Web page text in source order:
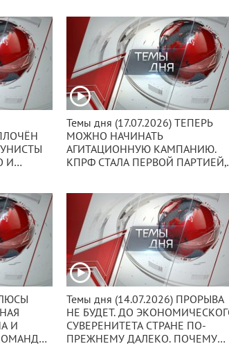
КОТОРЫЙ ДЕЙСТВОВАЛ НА АЗС
ВСЕГО 12 ДНЕЙ.
И
Темы дня (17.07.2026) ТЕПЕРЬ
МОЖНО НАЧИНАТЬ
АГИТАЦИОННУЮ КАМПАНИЮ.
КПРФ СТАЛА ПЕРВОЙ ПАРТИЕЙ,
ГОСДУМУ ЗАРЕГИСТРИРОВАЛ
ЦИК.
И
Темы дня (14.07.2026) ПРОРЫВА
НЕ БУДЕТ. ДО
СУВЕРЕНИТЕТА СТРАНЕ ПО-
ПРЕЖНЕМУ ДАЛЕКО. ПОЧЕМУ